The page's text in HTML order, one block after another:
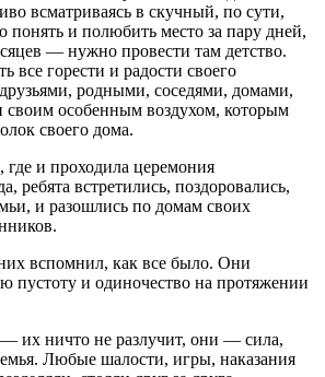
всматриваясь в скучный, по сути,
понять и полюбить место за пару дней,
— нужно провести там детство.
все горести и радости своего
родными, соседями, домами,
своим особенным воздухом, которым
своего дома.
и проходила церемония
ребята встретились, поздоровались,
и разошлись по домам своих
вспомнил, как все было. Они
пустоту и одиночество на протяжении
их ничто не разлучит, они — сила,
Любые шалости, игры, наказания